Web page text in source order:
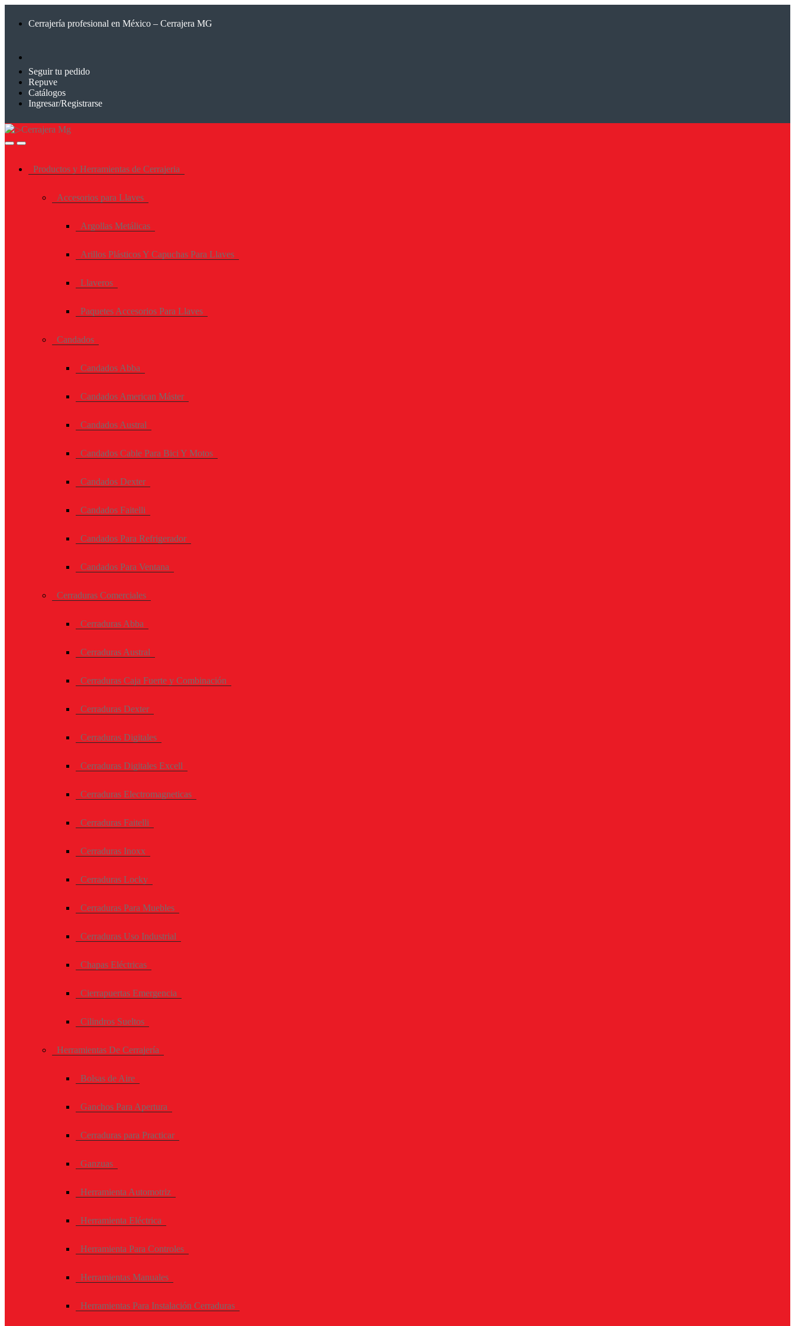
Cerrajería profesional en México – Cerrajera MG
Seguir tu pedido
Repuve
Catálogos
Ingresar/Registrarse
Productos y Herramientas de Cerrajeria
Accesorios para Llaves
Argollas Metálicas
Arillos Plásticos Y Capuchas Para Llaves
Llaveros
Paquetes Accesorios Para Llaves
Candados
Candados Abba
Candados American Máster
Candados Austral
Candados Cable Para Bici Y Motos
Candados Dexter
Candados Faitelli
Candados Para Refrigerador
Candados Para Ventana
Cerraduras Comerciales
Cerraduras Abba
Cerraduras Austral
Cerraduras Caja Fuerte y Combinación
Cerraduras Dexter
Cerraduras Digitales
Cerraduras Digitales Excell
Cerraduras Electromagneticas
Cerraduras Faitelli
Cerraduras Inoxx
Cerraduras Locky
Cerraduras Para Muebles
Cerraduras Uso Industrial
Chapas Eléctricas
Cierrapuertas Emergencia
Cilindros Sueltos
Herramientas De Cerrajería
Bolsas de Aire
Ganchos Para Apertura
Cerraduras para Practicar
Ganzuas
Herramienta Automotriz
Herramienta Eléctrica
Herramienta Para Controles
Herramientas Manuales
Herramientas Para Instalación Cerraduras